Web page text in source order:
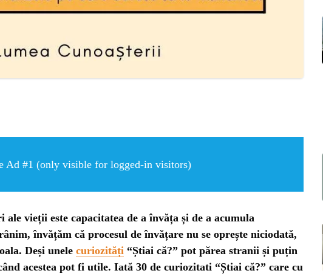
Ad #1 (only visible for logged-in visitors)
vieții este capacitatea de a învăța și de a acumula
învățăm că procesul de învățare nu se oprește niciodată,
Deși unele curiozități “Știai că?” pot părea stranii și puțin
acestea pot fi utile. Iată 30 de curiozitati “Știai că?” care cu